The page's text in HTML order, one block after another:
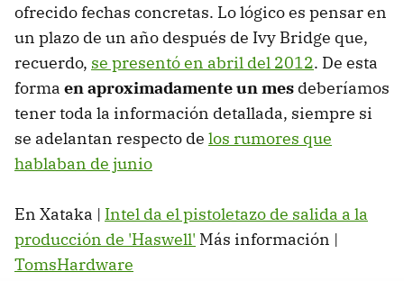
ofrecido fechas concretas. Lo lógico es pensar en
un plazo de un año después de Ivy Bridge que,
recuerdo, se presentó en abril del 2012. De esta
forma en aproximadamente un mes deberíamos
tener toda la información detallada, siempre si
se adelantan respecto de los rumores que
hablaban de junio
En Xataka | Intel da el pistoletazo de salida a la
producción de 'Haswell' Más información |
TomsHardware